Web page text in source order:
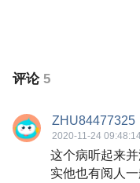
评论 5
ZHU84477325
2020-11-24
这个病听起来
实他也有阅人